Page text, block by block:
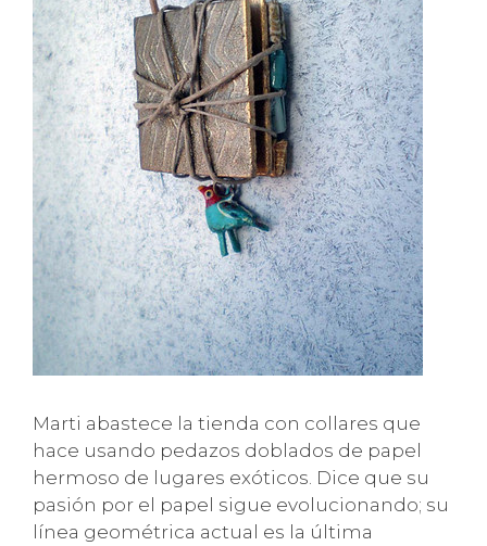
Marti abastece la tienda con collares que
hace usando pedazos doblados de papel
hermoso de lugares exóticos. Dice que su
pasión por el papel sigue evolucionando; su
línea geométrica actual es la última